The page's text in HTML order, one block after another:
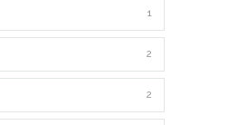
1
2
2